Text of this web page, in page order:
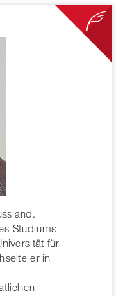
Studiums
für
er in